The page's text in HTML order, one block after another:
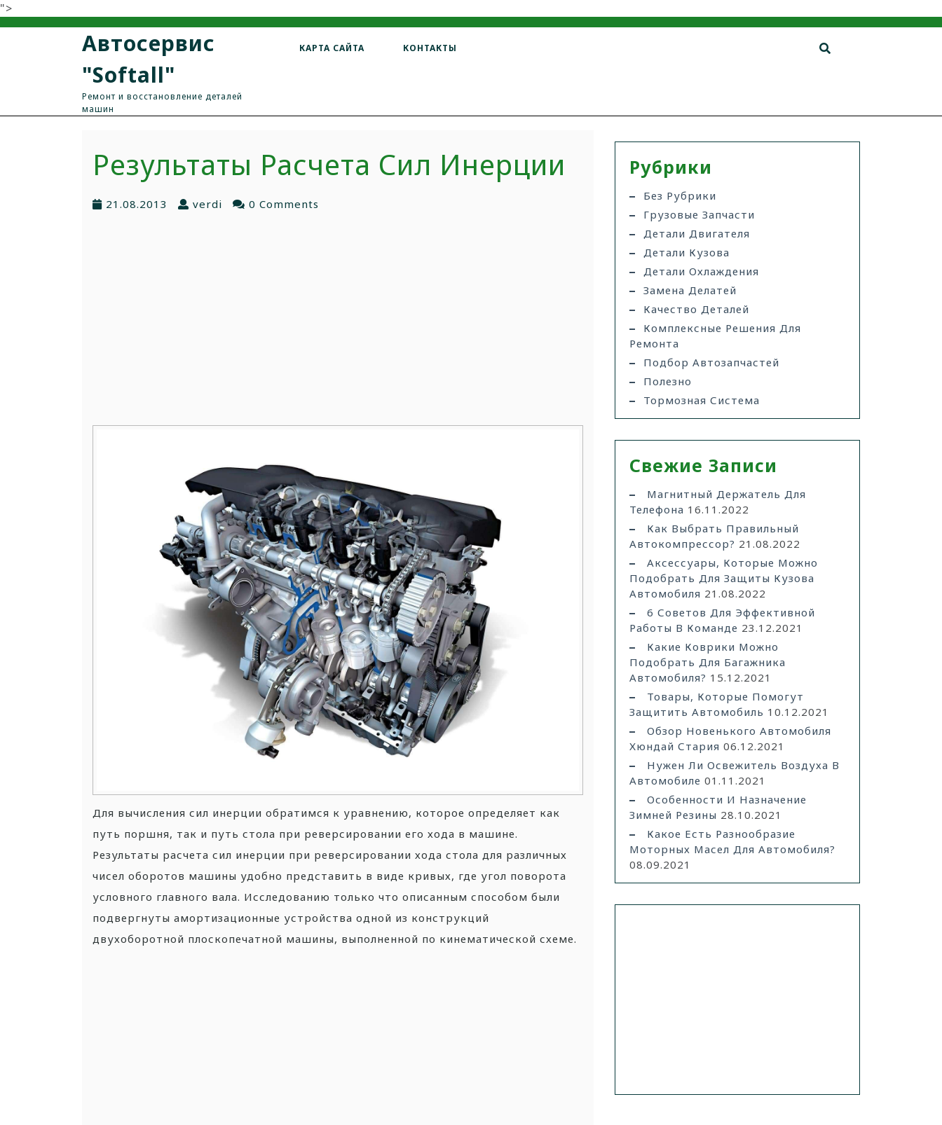
">
Автосервис
"Softall"
Ремонт и восстановление деталей
машин
КАРТА САЙТА КОНТАКТЫ
Результаты Расчета Сил Инерции
21.08.2013 verdi 0 Comments
Для вычисления сил инерции обратимся к уравнению, которое определяет как
путь поршня, так и путь стола при реверсировании его хода в машине.
Результаты расчета сил инерции при реверсировании хода стола для различных
чисел оборотов машины удобно представить в виде кривых, где угол поворота
условного главного вала. Исследованию только что описанным способом были
подвергнуты амортизационные устройства одной из конструкций
двухоборотной плоскопечатной машины, выполненной по кинематической схеме.
Рубрики
Без Рубрики
Грузовые Запчасти
Детали Двигателя
Детали Кузова
Детали Охлаждения
Замена Делатей
Качество Деталей
Комплексные Решения Для
Ремонта
Подбор Автозапчастей
Полезно
Тормозная Система
Свежие Записи
Магнитный Держатель Для
Телефона 16.11.2022
Как Выбрать Правильный
Автокомпрессор? 21.08.2022
Аксессуары, Которые Можно
Подобрать Для Защиты Кузова
Автомобиля 21.08.2022
6 Советов Для Эффективной
Работы В Команде 23.12.2021
Какие Коврики Можно
Подобрать Для Багажника
Автомобиля? 15.12.2021
Товары, Которые Помогут
Защитить Автомобиль 10.12.2021
Обзор Новенького Автомобиля
Хюндай Стария 06.12.2021
Нужен Ли Освежитель Воздуха В
Автомобиле 01.11.2021
Особенности И Назначение
Зимней Резины 28.10.2021
Какое Есть Разнообразие
Моторных Масел Для Автомобиля?
08.09.2021